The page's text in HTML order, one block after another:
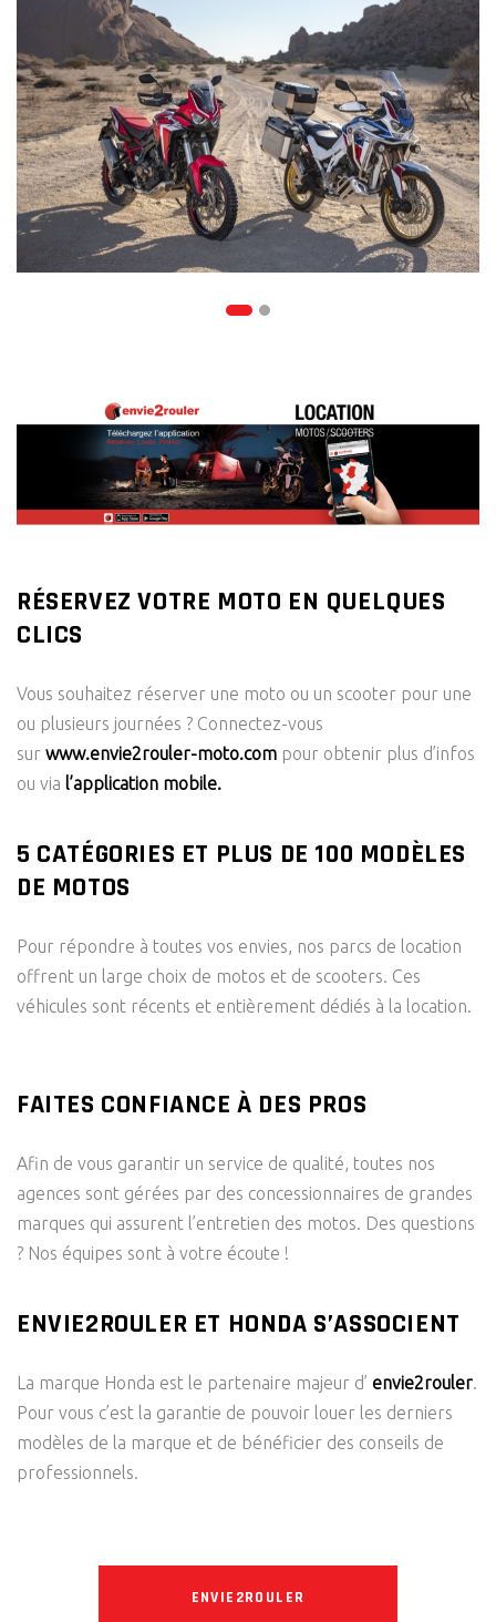
RÉSERVEZ VOTRE MOTO EN QUELQUES
CLICS
Vous souhaitez réserver une moto ou un scooter pour une
ou plusieurs journées ? Connectez-vous
sur www.envie2rouler-moto.com pour obtenir plus d’infos
ou via l’application mobile.
5 CATÉGORIES ET PLUS DE 100 MODÈLES
DE MOTOS
Pour répondre à toutes vos envies, nos parcs de location
offrent un large choix de motos et de scooters. Ces
véhicules sont récents et entièrement dédiés à la location.
FAITES CONFIANCE À DES PROS
Afin de vous garantir un service de qualité, toutes nos
agences sont gérées par des concessionnaires de grandes
marques qui assurent l’entretien des motos. Des questions
? Nos équipes sont à votre écoute !
ENVIE2ROULER ET HONDA S’ASSOCIENT
La marque Honda est le partenaire majeur d’ envie2rouler.
Pour vous c’est la garantie de pouvoir louer les derniers
modèles de la marque et de bénéficier des conseils de
professionnels.
ENVIE2ROULER